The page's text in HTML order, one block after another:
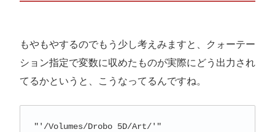
もやもやするのでもう少し考えみますと、クォーテー
ション指定で変数に収めたものが実際にどう出力され
てるかというと、こうなってるんですね。
"'/Volumes/Drobo 5D/Art/'"